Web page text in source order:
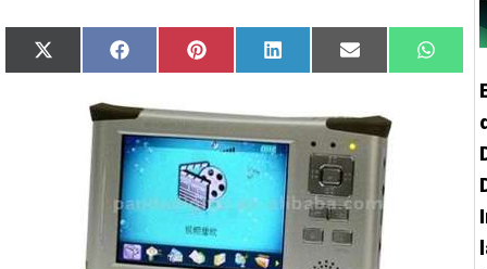
Compartir
en
X
(Twitter)
Compartir
en
FacebookCompartir
en
PinterestCompartir
en
LinkedIn Compartir
en
Email
en